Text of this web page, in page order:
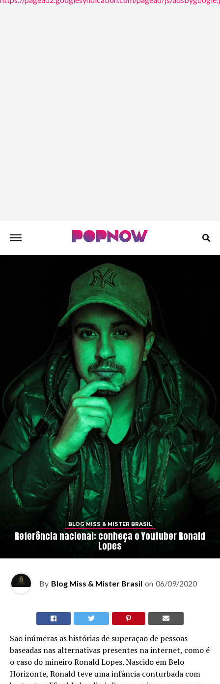
BLOG MISS & MISTER BRASIL
Referência nacional: conheça o Youtuber Ronald
Lopes
By Blog Miss & Mister Brasil on 06/09/2020
São inúmeras as histórias de superação de pessoas
baseadas nas alternativas presentes na internet, como é
o caso do mineiro Ronald Lopes. Nascido em Belo
Horizonte, Ronald teve uma infância conturbada com